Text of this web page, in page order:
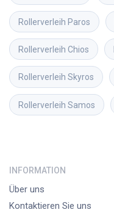
Rollerverleih Paros
Rollerverleih Chios
Rollerverleih Skyros
Rollerverleih Samos
INFORMATION
Über uns
Kontaktieren Sie uns